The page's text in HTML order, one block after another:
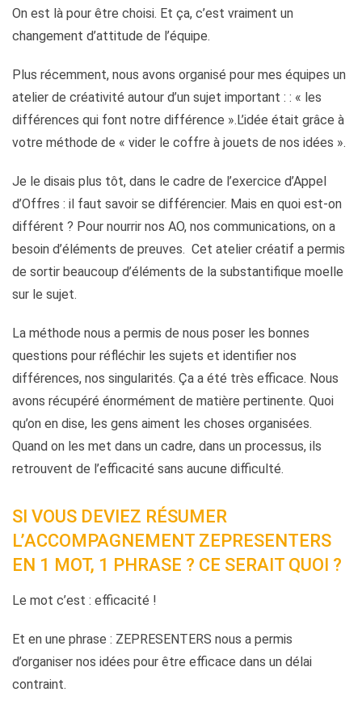
On est là pour être choisi. Et ça, c’est vraiment un
changement d’attitude de l’équipe.
Plus récemment, nous avons organisé pour mes équipes un
atelier de créativité autour d’un sujet important : : « les
différences qui font notre différence ».L’idée était grâce à
votre méthode de « vider le coffre à jouets de nos idées ».
Je le disais plus tôt, dans le cadre de l’exercice d’Appel
d’Offres : il faut savoir se différencier. Mais en quoi est-on
différent ? Pour nourrir nos AO, nos communications, on a
besoin d’éléments de preuves. Cet atelier créatif a permis
de sortir beaucoup d’éléments de la substantifique moelle
sur le sujet.
La méthode nous a permis de nous poser les bonnes
questions pour réfléchir les sujets et identifier nos
différences, nos singularités. Ça a été très efficace. Nous
avons récupéré énormément de matière pertinente. Quoi
qu’on en dise, les gens aiment les choses organisées.
Quand on les met dans un cadre, dans un processus, ils
retrouvent de l’efficacité sans aucune difficulté.
SI VOUS DEVIEZ RÉSUMER
L’ACCOMPAGNEMENT ZEPRESENTERS
EN 1 MOT, 1 PHRASE ? CE SERAIT QUOI ?
Le mot c’est : efficacité !
Et en une phrase : ZEPRESENTERS nous a permis
d’organiser nos idées pour être efficace dans un délai
contraint.